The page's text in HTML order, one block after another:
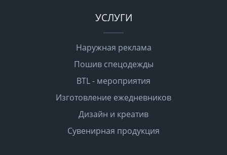
УСЛУГИ
Наружная реклама
Пошив спецодежды
BTL - мероприятия
Изготовление ежедневников
Дизайн и креатив
Сувенирная продукция